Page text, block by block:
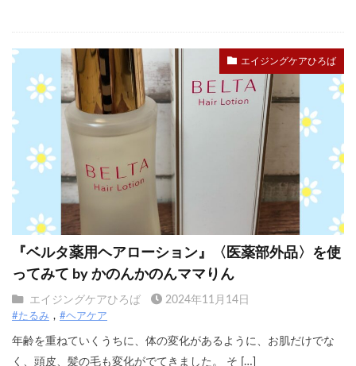
エイジングケアひろば
『ベルタ薬用ヘアローション』〈医薬部外品〉を使
ってみて by かのんかのんママりん
エイジングケアひろば 2024年11月14日
#たるみ #ヘアケア
年齢を重ねていくうちに、体の変化があるように、お肌だけでな
く、頭皮、髪の毛も変化がでてきました。 そ […]